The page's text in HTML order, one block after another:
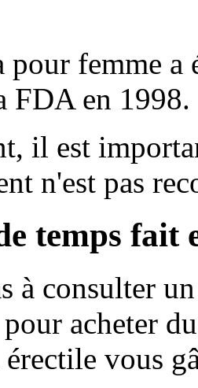
pour femme a
FDA en 1998.
il est
n'est pas
temps fait
à consulter
acheter
vous